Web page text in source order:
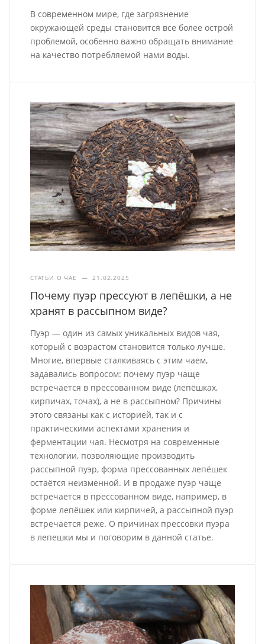
В современном мире, где загрязнение
окружающей среды становится все более острой
проблемой, особенно важно обращать внимание
на качество потребляемой нами воды.
СТАТЬИ О ЧАЕ — 21.02.2025
Почему пуэр прессуют в лепёшки, а не
хранят в рассыпном виде?
Пуэр — один из самых уникальных видов чая,
который с возрастом становится только лучше.
Многие, впервые сталкиваясь с этим чаем,
задавались вопросом: почему пуэр чаще
встречается в прессованном виде (лепёшках,
кирпичах, точах), а не в рассыпном? Причины
этого связаны как с историей, так и с
практическими аспектами хранения и
ферментации чая. Несмотря на современные
технологии, позволяющие производить
рассыпной пуэр, форма прессованных лепёшек
остаётся неизменной. И в продаже пуэр чаще
встречается в прессованном виде, например, в
форме лепёшек или кирпичей, а рассыпной пуэр
встречается реже. О причинах прессовки пуэра
в лепешки мы и поговорим в данной статье.